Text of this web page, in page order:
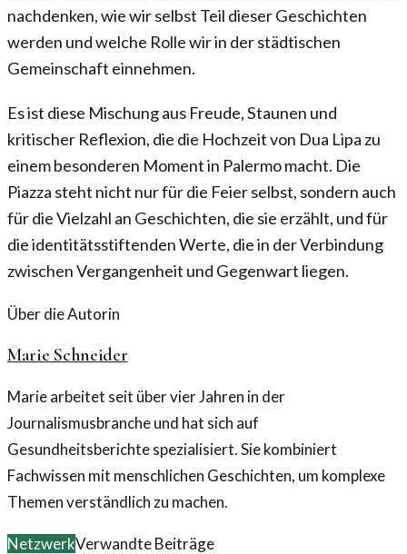
nachdenken, wie wir selbst Teil dieser Geschichten
werden und welche Rolle wir in der städtischen
Gemeinschaft einnehmen.
Es ist diese Mischung aus Freude, Staunen und
kritischer Reflexion, die die Hochzeit von Dua Lipa zu
einem besonderen Moment in Palermo macht. Die
Piazza steht nicht nur für die Feier selbst, sondern auch
für die Vielzahl an Geschichten, die sie erzählt, und für
die identitätsstiftenden Werte, die in der Verbindung
zwischen Vergangenheit und Gegenwart liegen.
Über die Autorin
Marie Schneider
Marie arbeitet seit über vier Jahren in der
Journalismusbranche und hat sich auf
Gesundheitsberichte spezialisiert. Sie kombiniert
Fachwissen mit menschlichen Geschichten, um komplexe
Themen verständlich zu machen.
NetzwerkVerwandte Beiträge